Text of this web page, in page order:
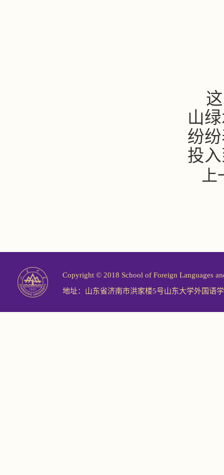
山
纷
投
Copyright © 2018 School of Foreign Languages
地址：山东省济南市洪家楼5号山东大学外国语